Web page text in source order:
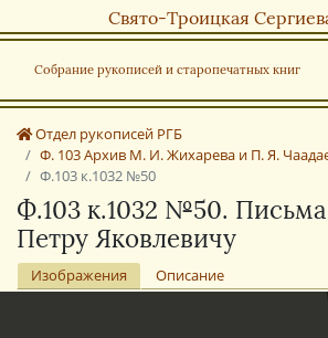
Свято-Троицкая
Собрание рукописей и старопечатных книг
Отдел рукописей РГБ
Ф. 103 Архив М. И. Жихарева и П. Я.
Ф.103 к.1032 №50
Ф.103 к.1032 №50.
Петру Яковлевичу
Изображения Описание